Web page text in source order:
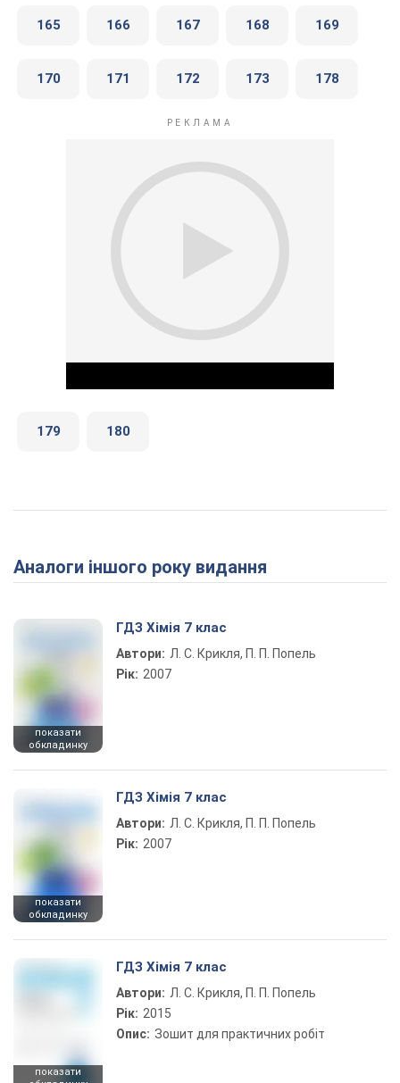
165 166 167 168 169
170 171 172 173 178
179 180
Аналоги іншого року видання
показати
обкладинку
ГДЗ Хімія 7 клас
Автори: Л. С. Крикля, П. П. Попель
Рік: 2007
показати
обкладинку
ГДЗ Хімія 7 клас
Автори: Л. С. Крикля, П. П. Попель
Рік: 2007
показати
ГДЗ Хімія 7 клас
Автори: Л. С. Крикля, П. П. Попель
Рік: 2015
Опис: Зошит для практичних робіт